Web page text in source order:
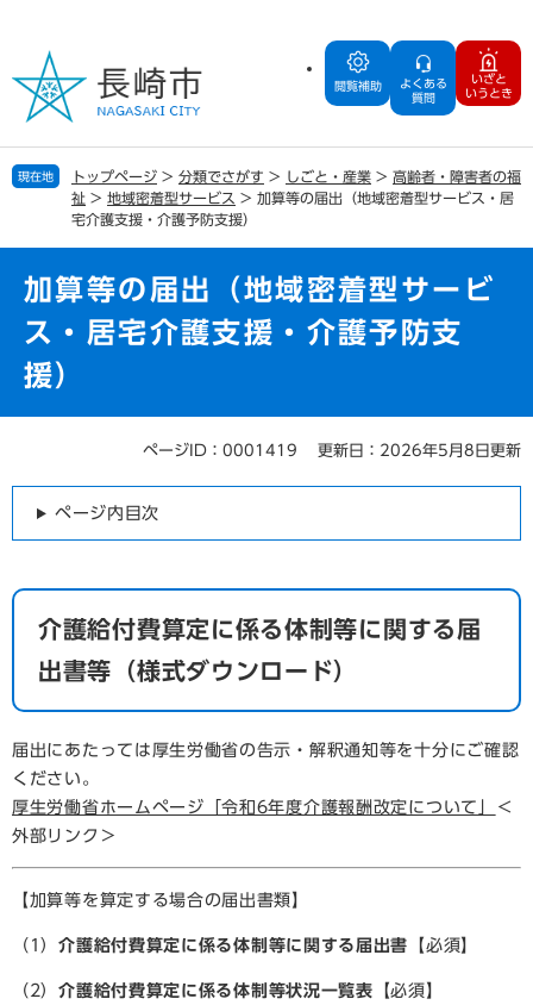
の
で
す
ー
ば
し
閲覧補助
よくある
質問
いざと
いうとき
現在地 トップページ > 分類でさがす > しごと・産業 > 高齢者・障害者の福
祉 > 地域密着型サービス > 加算等の届出（地域密着型サービス・居
宅介護支援・介護予防支援）
加算等の届出（地域密着型サービ
ス・居宅介護支援・介護予防支
援）
ページID：0001419 更新日：2026年5月8日更新
ページ内目次
介護給付費算定に係る体制等に関する届
出書等（様式ダウンロード）
届出にあたっては厚生労働省の告示・解釈通知等を十分にご確認
ください。
厚生労働省ホームページ「令和6年度介護報酬改定について」
＜
外部リンク＞
【加算等を算定する場合の届出書類】
（1）介護給付費算定に係る体制等に関する届出書 【必須】
（2）介護給付費算定に係る体制等状況一覧表 【必須】